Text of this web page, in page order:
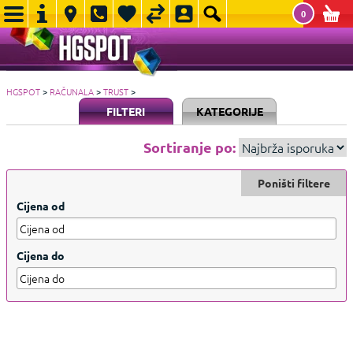
0
HGSPOT> RAČUNALA>TRUST>
FILTERI KATEGORIJE
Sortiranje po:
Cijena od
Cijena do
Poništi filtere